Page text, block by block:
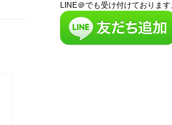
LINE＠でも受け付けております